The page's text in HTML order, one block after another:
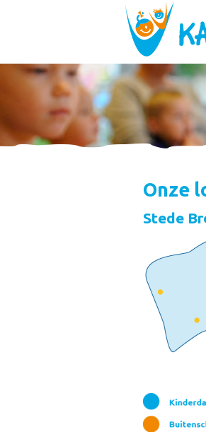
Onze
Stede